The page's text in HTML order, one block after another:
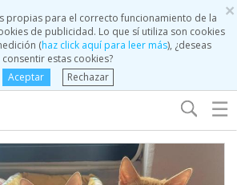
×
propias para el correcto funcionamiento de la
de publicidad. Lo que sí utiliza son cookies
(haz click aquí para leer más), ¿deseas
consentir estas cookies?
Aceptar
Rechazar
☰